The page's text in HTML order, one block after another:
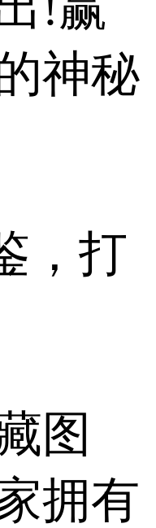
神秘
，打
图
拥有